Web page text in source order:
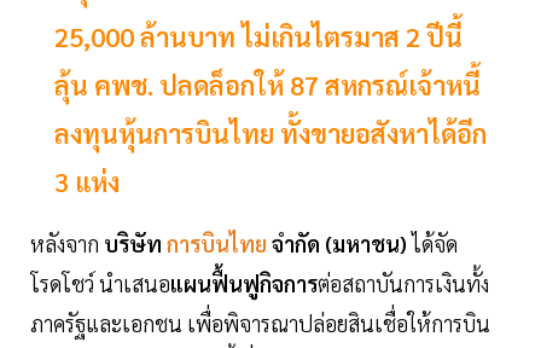
25,000 ล้านบาท ไม่เกินไตรมาส 2 ปีนี้
ลุ้น คพช. ปลดล็อกให้ 87 สหกรณ์เจ้าหนี้
ลงทุนหุ้นการบินไทย ทั้งขายอสังหาได้อีก
3 แห่ง
หลังจาก บริษัท การบินไทย จำกัด (มหาชน)ได้จัด
โรดโชว์ นำเสนอแผนฟื้นฟูกิจการต่อสถาบันการเงินทั้ง
ภาครัฐและเอกชน เพื่อพิจารณาปล่อยสินเชื่อให้การบิน